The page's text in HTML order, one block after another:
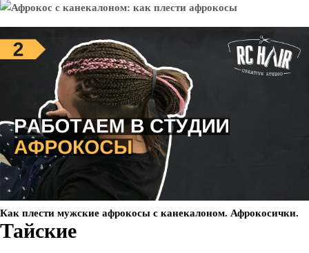
Как плести мужские афрокосы с канекалоном. Афрокосички.
Тайские